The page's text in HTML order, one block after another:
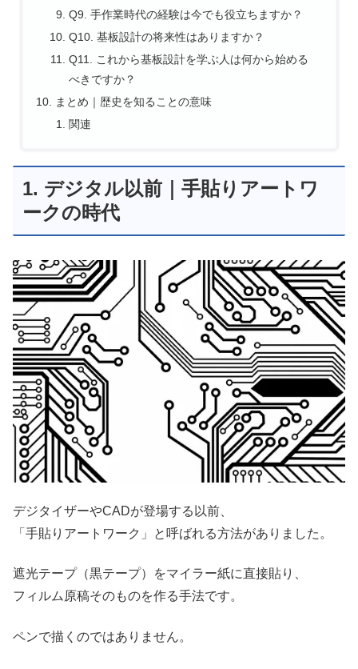
Q9. 手作業時代の経験は今でも役立ちますか？
Q10. 基板設計の将来性はありますか？
Q11. これから基板設計を学ぶ人は何から始める
べきですか？
まとめ｜歴史を知ることの意味
関連
1. デジタル以前｜手貼りアートワ
ークの時代
デジタイザーやCADが登場する以前、
「手貼りアートワーク」と呼ばれる方法がありました。
遮光テープ（黒テープ）をマイラー紙に直接貼り、
フィルム原稿そのものを作る手法です。
ペンで描くのではありません。